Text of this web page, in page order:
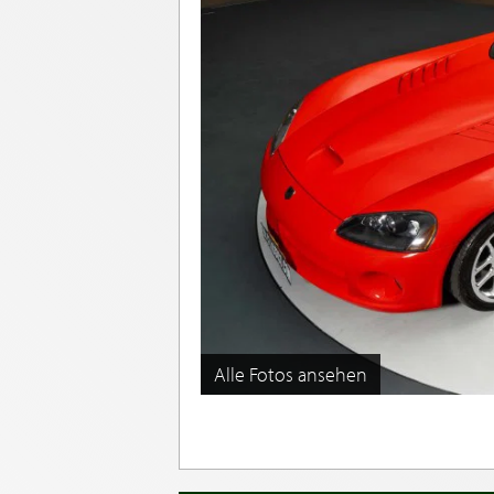
Alle Fotos ansehen